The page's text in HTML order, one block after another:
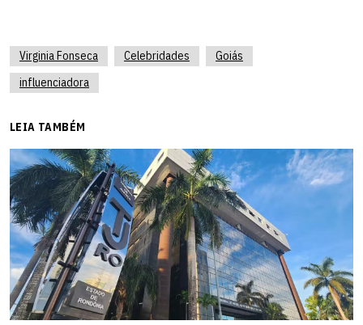
Virginia Fonseca Celebridades
Goiás
influenciadora
LEIA TAMBÉM